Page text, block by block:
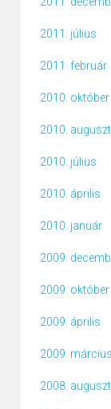
2011. július
2011. február
2010. október
2010.
2010. július
2010. április
2010. január
2009.
2009. október
2009. április
2009. március
2008.